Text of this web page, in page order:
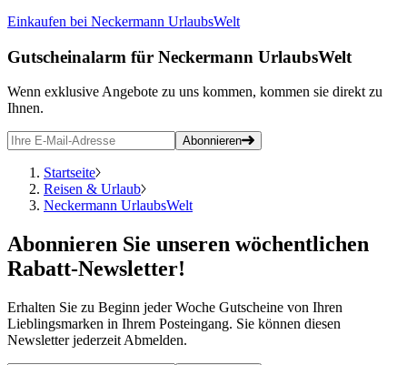
Einkaufen bei Neckermann UrlaubsWelt
Gutscheinalarm für Neckermann UrlaubsWelt
Wenn exklusive Angebote zu uns kommen, kommen sie direkt zu
Ihnen.
Abonnieren
Startseite
Reisen & Urlaub
Neckermann UrlaubsWelt
Abonnieren Sie unseren wöchentlichen
Rabatt-Newsletter!
Erhalten Sie zu Beginn jeder Woche Gutscheine von Ihren
Lieblingsmarken in Ihrem Posteingang. Sie können diesen
Newsletter jederzeit Abmelden.